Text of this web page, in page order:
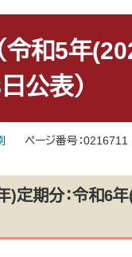
令和5年
公表）
ページ番号：0216711
定期分：令和6